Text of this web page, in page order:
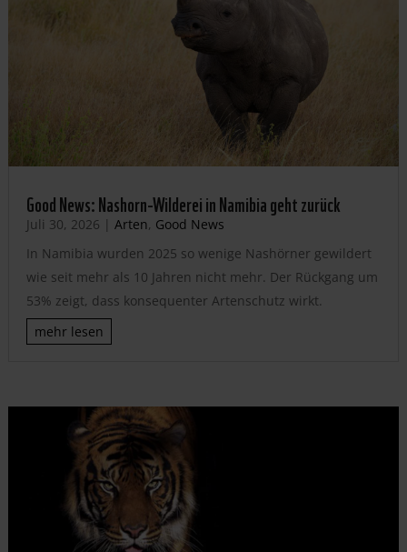
Good News: Nashorn-Wilderei in Namibia geht zurück
Juli 30, 2026 | Arten, Good News
In Namibia wurden 2025 so wenige Nashörner gewildert
wie seit mehr als 10 Jahren nicht mehr. Der Rückgang um
53% zeigt, dass konsequenter Artenschutz wirkt.
mehr lesen